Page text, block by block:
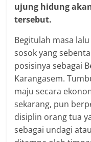
ujung hidung
tersebut.
Begitulah masa
sosok yang
posisinya sebagai
Karangasem.
maju secara
sekarang, pun
disiplin orang tua
sebagai undagi